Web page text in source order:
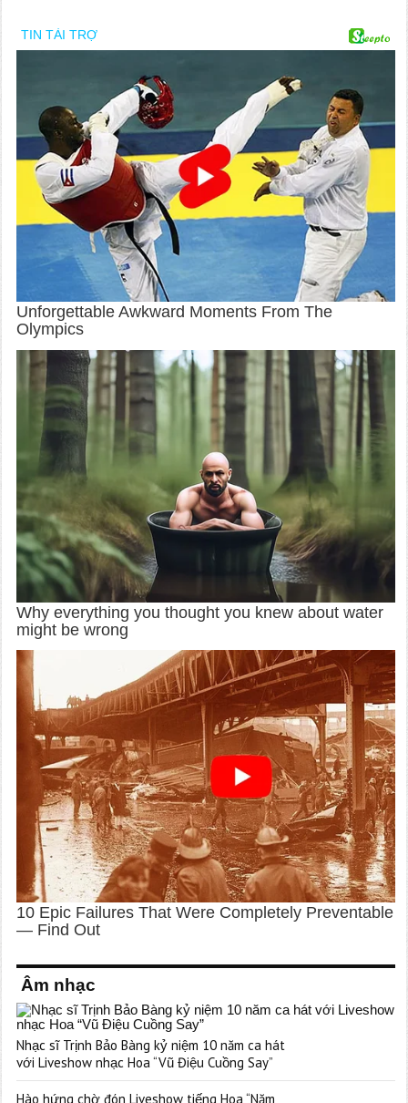
Âm nhạc
Nhạc sĩ Trịnh Bảo Bàng kỷ niệm 10 năm ca hát
với Liveshow nhạc Hoa “Vũ Điệu Cuồng Say”
Hào hứng chờ đón Liveshow tiếng Hoa “Năm